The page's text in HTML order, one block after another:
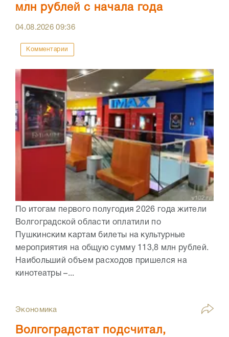
млн рублей с начала года
04.08.202609:36
Комментарии
По итогам первого полугодия 2026 года жители
Волгоградской области оплатили по
Пушкинским картам билеты на культурные
мероприятия на общую сумму 113,8 млн рублей.
Наибольший объем расходов пришелся на
кинотеатры –...
Экономика
Волгоградстат подсчитал,